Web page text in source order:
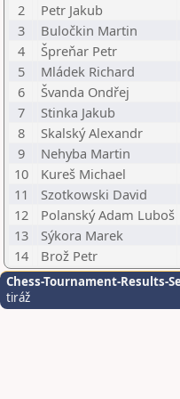
2
Petr Jakub
3
Buločkin Martin
4
Špreňar Petr
5
Mládek Richard
6
Švanda Ondřej
7
Stinka Jakub
8
Skalský Alexandr
9
Nehyba Martin
10
Kureš Michael
11
Szotkowski David
12
Polanský Adam Luboš
13
Sýkora Marek
14
Brož Petr
Chess-Tournament-Results-
tiráž